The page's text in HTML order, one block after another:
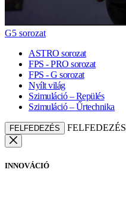
G5 sorozat
ASTRO sorozat
FPS - PRO sorozat
FPS - G sorozat
Nyílt világ
Szimuláció – Repülés
Szimuláció – Űrtechnika
FELFEDEZÉS FELFEDEZÉS
INNOVÁCIÓ